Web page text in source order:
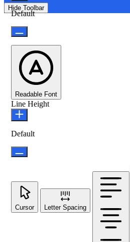
Hide Toolbar
Default
Readable Font
Line Height
Default
Cursor Letter Spacing